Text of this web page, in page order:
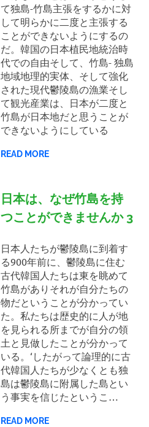
て独島-竹島主張をするかに対
して明らかに二度と主張する
ことができないようにするの
だ。韓国の日本植民地統治時
代での自由そして、竹島- 独島
地域地理的実体、そして強化
された現代鬱陵島の漁業そし
て観光産業は、日本が二度と
竹島が日本地だと思うことが
できないようにしている
READ MORE
日本は、なぜ竹島を持
つことができませんか 3
日本人たちが鬱陵島に到着す
る900年前に、鬱陵島に住む
古代韓国人たちは東を眺めて
竹島がありそれが自分たちの
物だということが分かってい
た。私たちは歴史的に人が地
を見られる所までが自分の領
土と見做したことが分かって
いる。‘したがって論理的に古
代韓国人たちが少なくとも独
島は鬱陵島に附属した島とい
う事実を信じたというこ…
READ MORE